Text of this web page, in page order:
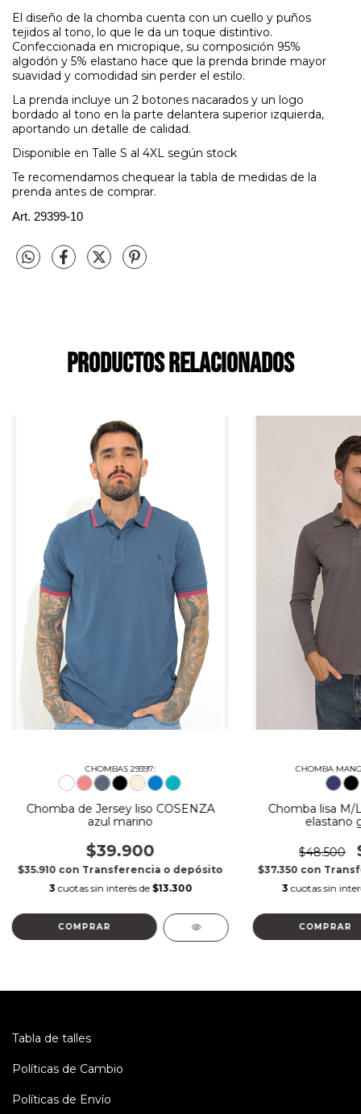
El diseño de la chomba cuenta con un cuello y puños
tejidos al tono, lo que le da un toque distintivo.
Confeccionada en micropique, su composición 95%
algodón y 5% elastano hace que la prenda brinde mayor
suavidad y comodidad sin perder el estilo.
La prenda incluye un 2 botones nacarados y un logo
bordado al tono en la parte delantera superior izquierda,
aportando un detalle de calidad.
Disponible en Talle S al 4XL según stock
Te recomendamos chequear la tabla de medidas de la
prenda antes de comprar.
Art. 29399-10
Productos relacionados
CHOMBAS 29397:
Chomba de Jersey liso COSENZA
azul marino
$39.900
$35.910 con Transferencia o depósito
3 cuotas sin interés de $13.300
COMPRAR
CHOMBA
Chomba lisa
elastano
$48.500
$37.350 con
3 cuotas sin
COMPRAR
Tabla de talles
Políticas de Cambio
Políticas de Envío